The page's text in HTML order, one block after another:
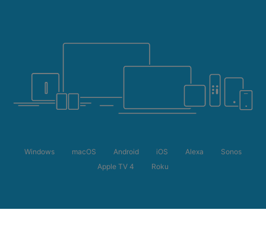
Windows macOS Android iOS Alexa
Sonos
Apple TV 4
Roku